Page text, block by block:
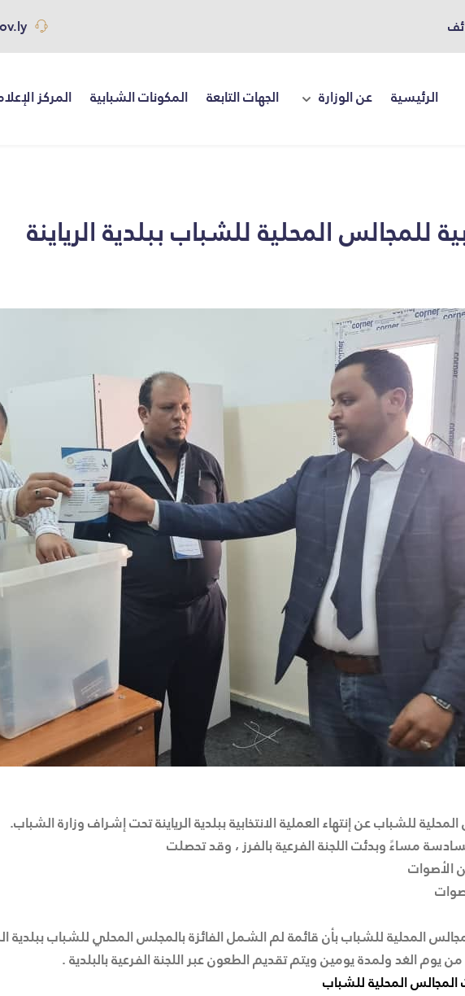
الرئيسية عن الوزارة الجهات التابعة المكونات الشبابية المركز
للمجالس المحلية للشباب ببلدية الرياينة
للشباب عن إنتهاء العملية الانتخابية ببلدية الرياينة تحت إشراف وزارة الشباب.
مساءً وبدئت اللجنة الفرعية بالفرز ، وقد تحصلت
المحلية للشباب بأن قائمة لم الشمل الفائزة بالمجلس المحلي للشباب ببلدية
يوم الغد ولمدة يومين ويتم تقديم الطعون عبر اللجنة الفرعية بالبلدية .
المجالس المحلية للشباب